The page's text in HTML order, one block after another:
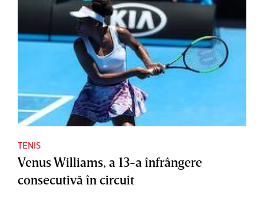
TENIS
Venus Williams, a 13-a înfrângere
consecutivă în circuit